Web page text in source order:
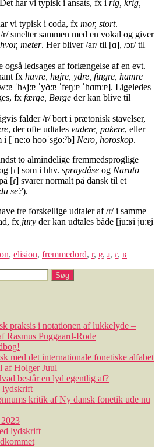
har vi typisk i ansats, fx i rig, krig,
vi typisk i coda, fx mor, stort.
r/ smelter sammen med en vokal og giver
meter. Her bliver /ar/ til [ɑ], /ɔr/ til
også ledsages af forlængelse af en evt.
fx havre, højre, ydre, fingre, hamre
ˈhʌjːɐ ˈyðːɐ ˈfeŋːɐ ˈhɑmːɐ]. Ligeledes
fx færge, Børge der kan blive til
falder /r/ bort i prætonisk stavelser,
, der ofte udtales vudere, pakere, eller
[ˈneːo hooˈsgoːˀb] Nero, horoskop.
to almindelige fremmedsproglige
[ɾ] som i hhv. spraydåse og Naruto
[ɾ] svarer normalt på dansk til et
se?).
tre forskellige udtaler af /r/ i samme
fx jury der kan udtales både [juːʁi juːɐ̯i
, elision, fremmedord, r, ɐ̯, ɹ, ɾ, ʁ
praksis i notationen af lukkelyde –
Rasmus Puggaard-Rode
med det internationale fonetiske alfabet
af Holger Juul
består en lyd egentlig af?
lydskrift
kritik af Ny dansk fonetik ude nu
lydskrift